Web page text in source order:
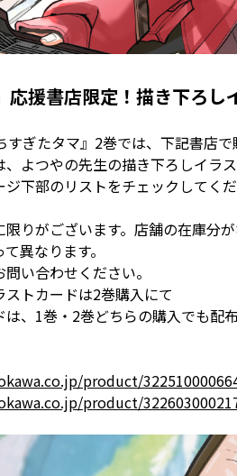
応援書店限定！描き下ろ
すぎたタマ』2巻では、下記書店
、よつやの先生の描き下ろしイラ
下部のリストをチェックしてく
りがございます。店舗の在庫分
異なります。
い合わせください。
トカードは2巻購入にて
、1巻・2巻どちらの購入でも配
product/
product/